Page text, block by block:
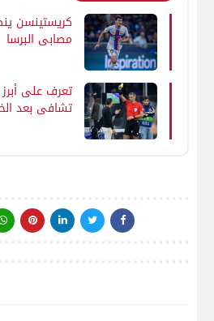
كريستينسن
مصابي البرسا
تعرف على
تشافي بعد